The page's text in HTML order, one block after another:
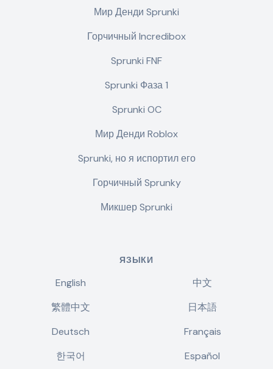
Мир Денди Sprunki
Горчичный Incredibox
Sprunki FNF
Sprunki Фаза 1
Sprunki OC
Мир Денди Roblox
Sprunki, но я испортил его
Горчичный Sprunky
Микшер Sprunki
ЯЗЫКИ
English
中文
繁體中文
日本語
Deutsch
Français
한국어
Español